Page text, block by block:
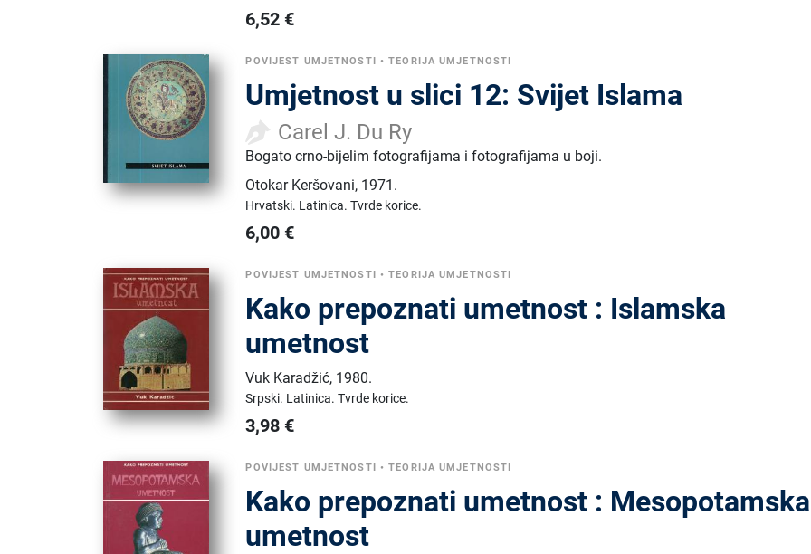
6,52 €
POVIJEST UMJETNOSTI •TEORIJA UMJETNOSTI
Umjetnost u slici 12: Svijet Islama
Carel J. Du Ry
Bogato crno-bijelim fotografijama i fotografijama u boji.
Otokar Keršovani, 1971.
Hrvatski. Latinica.Tvrde korice.
6,00 €
POVIJEST UMJETNOSTI •TEORIJA UMJETNOSTI
Kako prepoznati umetnost : Islamska
umetnost
Vuk Karadžić, 1980.
Srpski. Latinica.Tvrde korice.
3,98 €
POVIJEST UMJETNOSTI •TEORIJA UMJETNOSTI
Kako prepoznati umetnost : Mesopotamska
umetnost